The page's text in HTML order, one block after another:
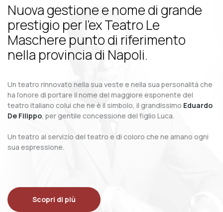
Nuova gestione e nome di grande
prestigio per l’ex Teatro Le
Maschere punto di riferimento
nella provincia di Napoli.
Un teatro rinnovato nella sua veste e nella sua personalità che
ha l’onore di portare il nome del maggiore esponente del
teatro italiano colui che ne è il simbolo, il grandissimo Eduardo
De Filippo, per gentile concessione del figlio Luca.
Un teatro al servizio del teatro e di coloro che ne amano ogni
sua espressione.
Scopri di più